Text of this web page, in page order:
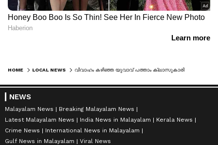
HOME LOCAL NEWS
NEWS
Malayalam News
Breaking Malayalam News
Latest Malayalam News
India News in Malayalam
Kerala News
Crime News
International News in Malayalam
Gulf News in Malayalam
Viral News